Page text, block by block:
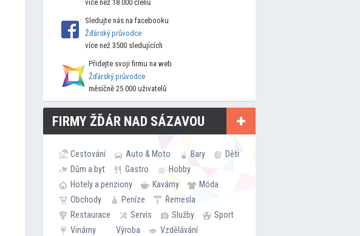
více než 18 000 členů
Sledujte nás na facebooku
Žďárský průvodce
více než 3500 sledujících
Přidejte svoji firmu na web
Žďárský průvodce
měsíčně 25 000 uživatelů
FIRMY ŽĎÁR NAD SÁZAVOU
Cestování Auto & Moto Bary
Děti
Dům a byt
Gastro
Hobby
Hotely a penziony
Kavárny
Móda
Obchody
Peníze
Řemesla
Restaurace
Servis Služby
Sport
Vinárny
Výroba
Vzdělávání